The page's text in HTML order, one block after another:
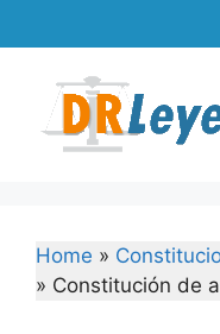
to
Home »
» Constitución de